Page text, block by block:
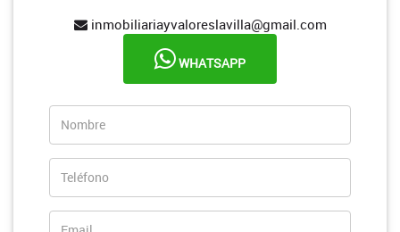
inmobiliariayvaloreslavilla@gmail.com
WHATSAPP